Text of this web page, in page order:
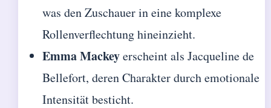
was den Zuschauer in eine komplexe
Rollenverflechtung hineinzieht.
Emma Mackeyerscheint als Jacqueline de
Bellefort, deren Charakter durch emotionale
Intensität besticht.